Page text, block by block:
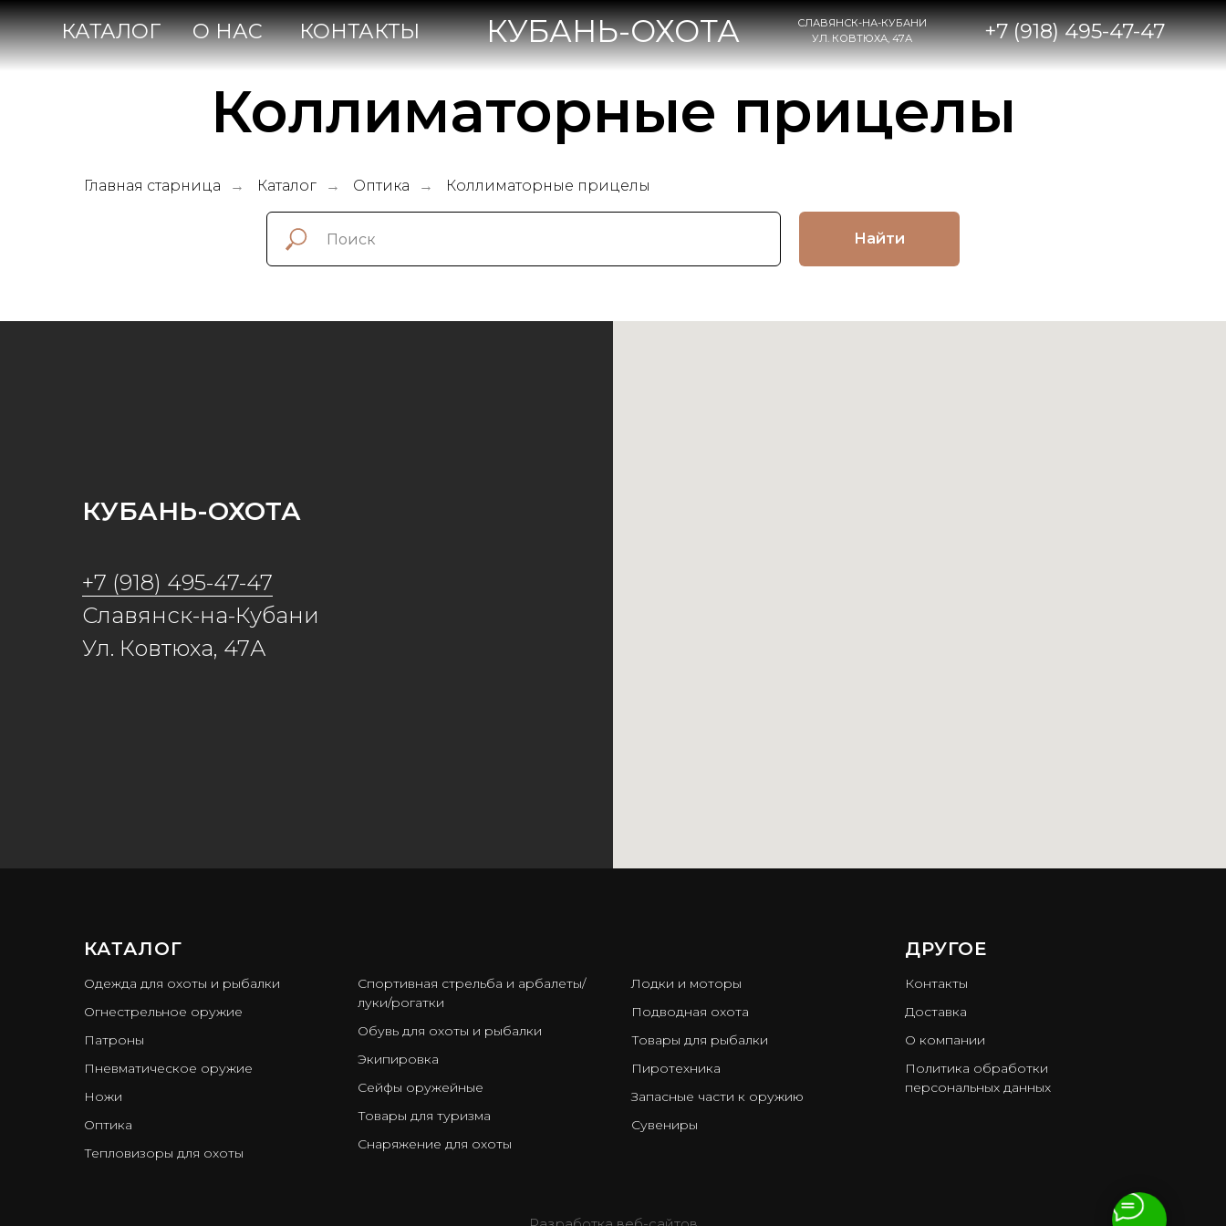
КУБАНЬ-ОХОТА
КАТАЛОГ О НАС КОНТАКТЫ +7 (918) 495-47-47
СЛАВЯНСК-НА-КУБАНИ
УЛ. КОВТЮХА, 47А
Коллиматорные прицелы
Главная старница → Каталог → Оптика → Коллиматорные прицелы
Найти
КУБАНЬ-ОХОТА
+7 (918) 495-47-47
Славянск-на-Кубани
Ул. Ковтюха, 47А
КАТАЛОГ
Одежда для охоты и рыбалки
Огнестрельное оружие
Патроны
Пневматическое оружие
Ножи
Оптика
Тепловизоры для охоты
Спортивная стрельба и арбалеты/
луки/рогатки
Обувь для охоты и рыбалки
Экипировка
Сейфы оружейные
Товары для туризма
Снаряжение для охоты
Лодки и моторы
Подводная охота
Товары для рыбалки
Пиротехника
Запасные части к оружию
Сувениры
ДРУГОЕ
Контакты
Доставка
О компании
Политика обработки
персональных данных